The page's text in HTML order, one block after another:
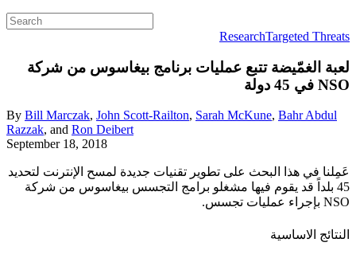
ResearchTargeted Threats
لعبة الغمّيضة تتبع عمليات برنامج بيغاسوس من شركة
NSO في 45 دولة
By Bill Marczak, John Scott-Railton, Sarah McKune, Bahr Abdul
Razzak, and Ron Deibert
September 18, 2018
عَمِلنا في هذا البحث على تطوير تقنيات جديدة لمسح الإنترنت لتحديد
45 بلداً قد يقوم فيها مشغلو برامج التجسس بيغاسوس من شركة
NSO بإجراء عمليات تجسس.
النتائج الاساسية